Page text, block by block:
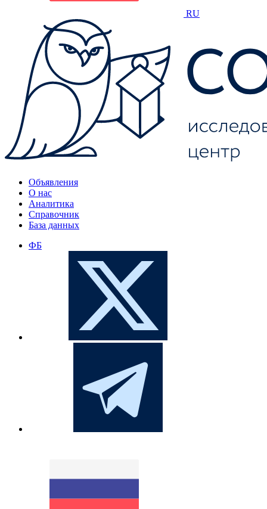
RU
Объявления
О нас
Аналитика
Справочник
База данных
ФБ